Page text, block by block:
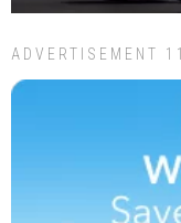
ADVERTISEMENT 11